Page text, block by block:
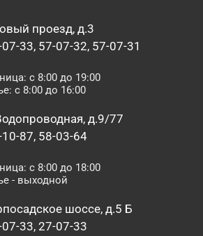
проезд, д.3
33, 57-07-32, 57-07-31
с 8:00 до 19:00
с 8:00 до 16:00
д.9/77
87, 58-03-64
с 8:00 до 18:00
- выходной
шоссе, д.5 Б
33, 27-07-33